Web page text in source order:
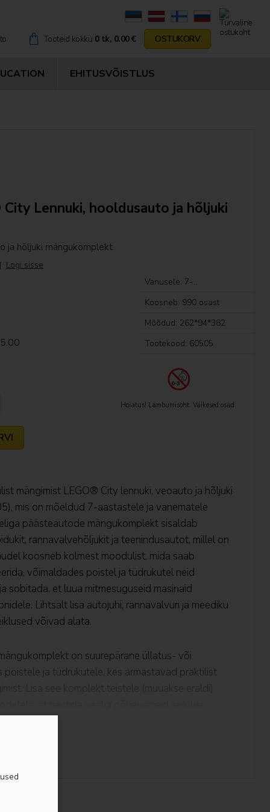
 Tooteid kokku 0 tk, 0.00 € OSTUKORV
EHITUSVÕISTLUS
Lennuki, hooldusauto ja hõljuki
ja hõljuki mängukomplekt
| Logi sisse
Vanusele: 7-...
Koosneb: 990 osast
Mõõdud: 262*94*382
Tootekood: 60505
Hoiatus! Lämbumisoht. Väikesed osad.
mängimist LEGO® City lennuki, veoauto ja hõljuki
mis on mõeldud 7-aastastele ja vanematele
päästeautode mängukomplekt sisaldab
rannavalvehõljukit ja teenindusautot, millel on
koosneb kolmest moodulist, mida saab
võimaldades poistel ja tüdrukutel neid
sobitada, et luua mitmesuguseid masinaid
Lihtsalt lisa autojuhi, rannavalvuri ja meediku
võivad alata.
on suurepärane üllatus- või
poistele ja tüdrukutele, kes armastavad praktilist
rakenduses. Komplektis on 990 osa.